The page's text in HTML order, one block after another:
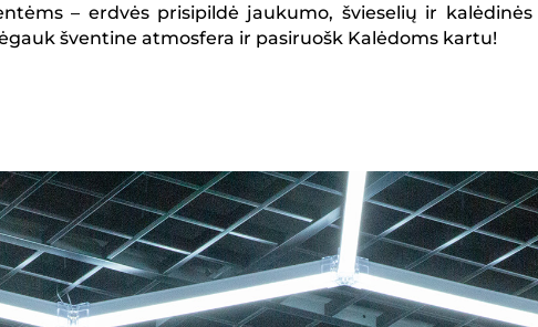
– erdvės prisipildė jaukumo, švieselių ir kalėdinės
šventine atmosfera ir pasiruošk Kalėdoms kartu!